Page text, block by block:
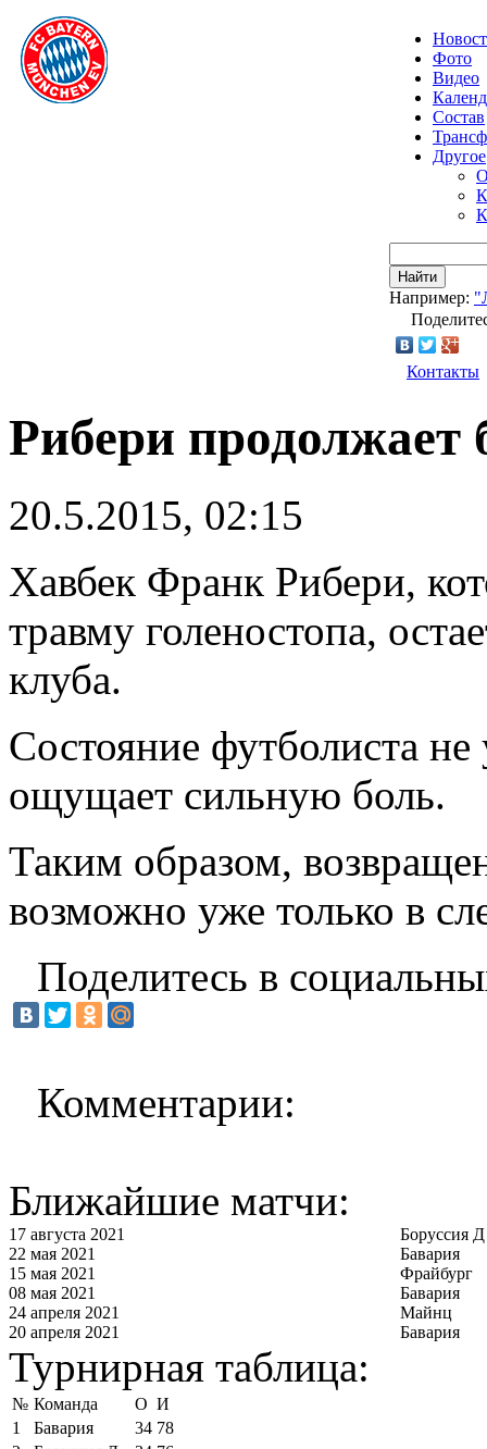
Фото
Видео
Состав
Другое
Найти
Например:
Контакты
Рибери продолжает
20.5.2015, 02:15
Хавбек Франк Рибери,
травму голеностопа,
клуба.
Состояние футболиста
ощущает сильную боль.
Таким образом,
возможно уже только в
Поделитесь в
Комментарии:
Ближайшие матчи:
17 августа 2021
Боруссия Д
22 мая 2021
Бавария
15 мая 2021
Фрайбург
08 мая 2021
Бавария
24 апреля 2021
Майнц
20 апреля 2021
Бавария
Турнирная таблица:
№ Команда О И
1
Бавария 34 78